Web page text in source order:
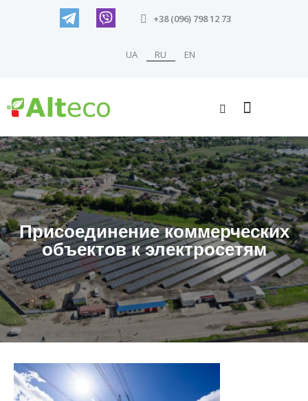
+38 (096) 798 12 73
UA RU EN
Присоединение коммерческих
объектов к электросетям